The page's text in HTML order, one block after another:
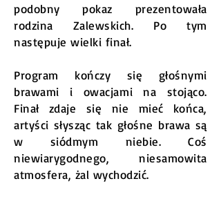
podobny pokaz prezentowała
rodzina Zalewskich. Po tym
następuje wielki finał.
Program kończy się głośnymi
brawami i owacjami na stojąco.
Finał zdaje się nie mieć końca,
artyści słysząc tak głośne brawa są
w siódmym niebie. Coś
niewiarygodnego, niesamowita
atmosfera, żal wychodzić.